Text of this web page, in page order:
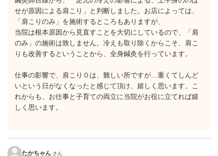
せが原因による肩こり」と判断しました。お店によっては、
「肩こりのみ」を施術するところもありますが、
当院は根本原因から見直すことを大切にしているので、「肩
のみ」の施術は致しません。冷えも取り除くからこそ、肩こ
りも改善するということから、全身鍼灸を行っています。
仕事の影響で、肩こり０は、難しい所ですが…重くてしんど
いという日がなくなったと感じて頂け、嬉しく思います。こ
れからも、お仕事と子育ての両立に当院がお役に立てれば嬉
しく思います。
たかちゃん さん